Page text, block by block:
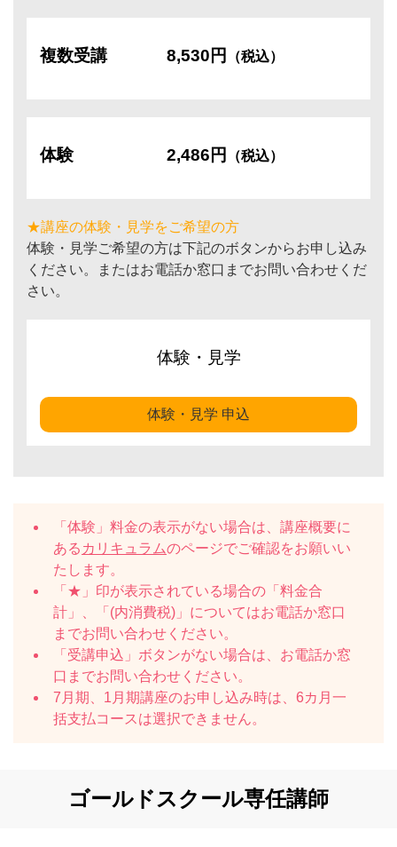
複数受講 8,530円 （税込）
体験 2,486円 （税込）
★講座の体験・見学をご希望の方
体験・見学ご希望の方は下記のボタンからお申し込み
ください。またはお電話か窓口までお問い合わせくだ
さい。
体験・見学
体験・見学 申込
「体験」料金の表示がない場合は、講座概要に
ある カリキュラムのページでご確認をお願いい
たします。
「★」印が表示されている場合の「料金合
計」、「(内消費税)」についてはお電話か窓口
までお問い合わせください。
「受講申込」ボタンがない場合は、お電話か窓
口までお問い合わせください。
7月期、1月期講座のお申し込み時は、6カ月一
括支払コースは選択できません。
ゴールドスクール専任講師